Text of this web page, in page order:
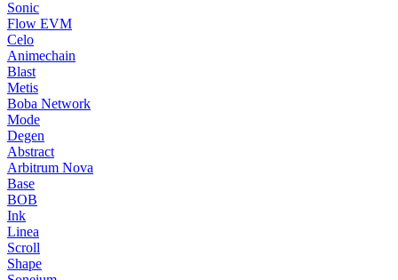
Sonic
Flow EVM
Celo
Animechain
Blast
Metis
Boba Network
Mode
Degen
Abstract
Arbitrum Nova
Base
BOB
Ink
Linea
Scroll
Shape